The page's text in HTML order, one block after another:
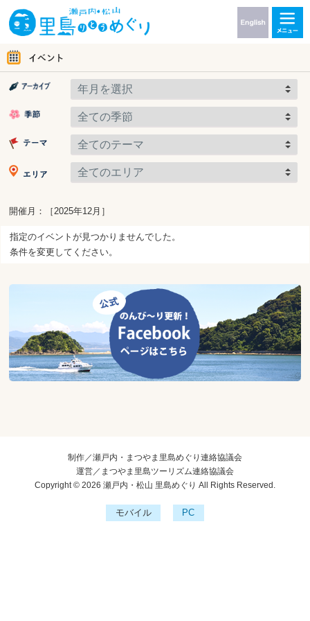
開催月：［2025年12月］
指定のイベントが見つかりませんでした。
条件を変更してください。
制作／瀬戸内・まつやま里島めぐり連絡協議会
運営／まつやま里島ツーリズム連絡協議会
Copyright © 2026 瀬戸内・松山 里島めぐり All Rights Reserved.
モバイル PC